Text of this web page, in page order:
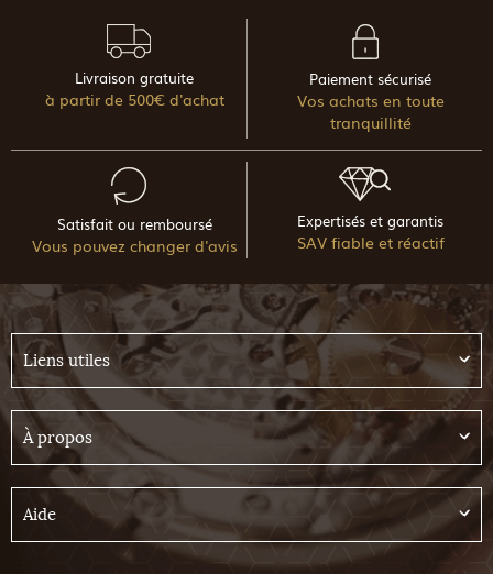
Livraison gratuite
à partir de 500€ d'achat
Paiement sécurisé
Vos achats en toute
tranquillité
Satisfait ou remboursé
Vous pouvez changer d'avis
Expertisés et garantis
SAV fiable et réactif
Liens utiles
À propos
Aide